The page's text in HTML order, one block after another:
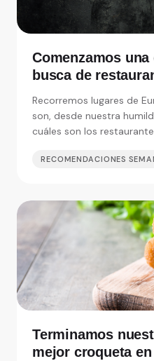
Comenzamos
busca de
Recorremos lugares de
son, desde nuestra
cuáles son los
RECOMENDACIONES
Terminamos
mejor croqueta